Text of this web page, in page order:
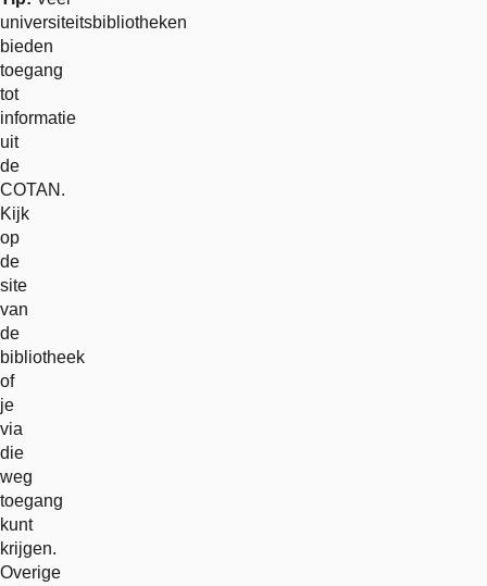
universiteitsbibliotheken
bieden
toegang
tot
informatie
uit
de
COTAN.
Kijk
op
de
site
van
de
bibliotheek
of
je
via
die
weg
toegang
kunt
krijgen.
Overige